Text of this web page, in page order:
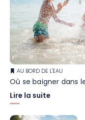
AU BORD DE L'EAU
Où se baigner dans
Lire la suite